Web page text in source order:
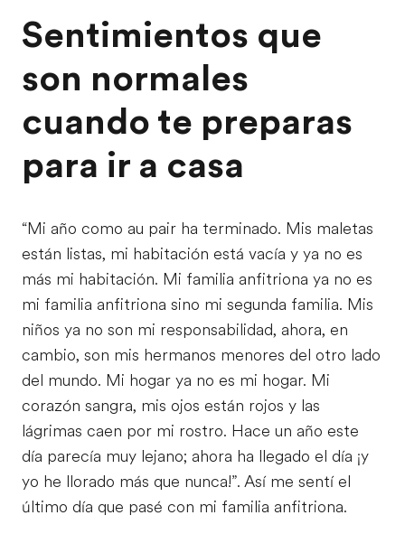
Sentimientos que
son normales
cuando te preparas
para ir a casa
“Mi año como au pair ha terminado. Mis maletas
están listas, mi habitación está vacía y ya no es
más mi habitación. Mi familia anfitriona ya no es
mi familia anfitriona sino mi segunda familia. Mis
niños ya no son mi responsabilidad, ahora, en
cambio, son mis hermanos menores del otro lado
del mundo. Mi hogar ya no es mi hogar. Mi
corazón sangra, mis ojos están rojos y las
lágrimas caen por mi rostro. Hace un año este
día parecía muy lejano; ahora ha llegado el día ¡y
yo he llorado más que nunca!”. Así me sentí el
último día que pasé con mi familia anfitriona.